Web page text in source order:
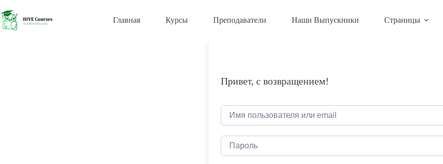
к
сути
Главная Курсы Преподаватели Наши Выпускники Страницы
Привет, с возвращением!